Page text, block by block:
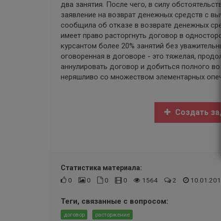
два занятия. После чего, в силу
заявление на возврат денежных средств с
сообщила об отказе в возврате денежных
имеет право расторгнуть договор в
курсантом более 20% занятий без
оговоренная в договоре - это тяжелая,
аннулировать договор и добиться полного
неряшливо со множеством элементарных
Создать
Статистика материала:
0
0 0 0 1564 2
Теги, связанные с вопросом:
договор расторжение